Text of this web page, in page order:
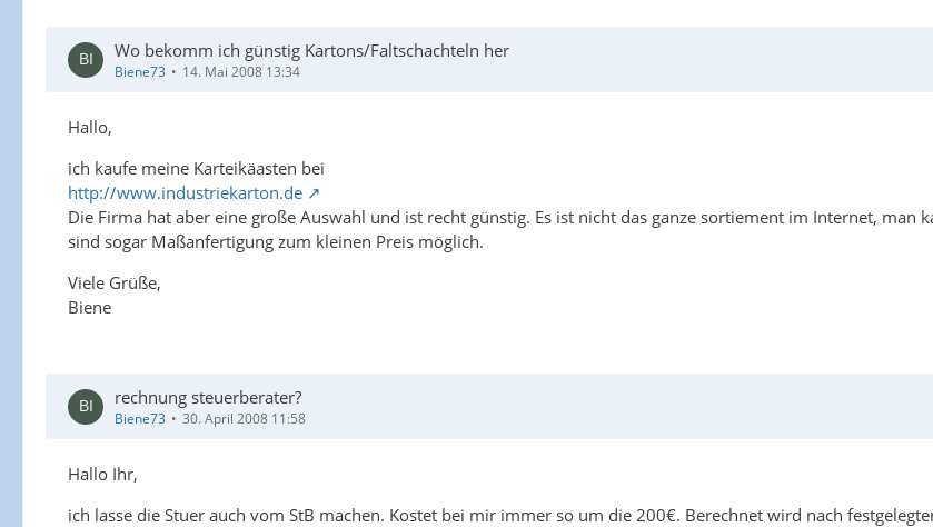
Wo bekomm ich günstig Kartons/Faltschachteln her
Biene73 14. Mai 2008 13:34
Hallo,
ich kaufe meine Karteikäasten bei
http://www.industriekarton.de
Die Firma hat aber eine große Auswahl und ist recht günstig. Es ist nicht das ganze sortiement im Internet, man
sind sogar Maßanfertigung zum kleinen Preis möglich.
Viele Grüße,
Biene
rechnung steuerberater?
Biene73 30. April 2008 11:58
Hallo Ihr,
ich lasse die Stuer auch vom StB machen. Kostet bei mir immer so um die 200€. Berechnet wird nach